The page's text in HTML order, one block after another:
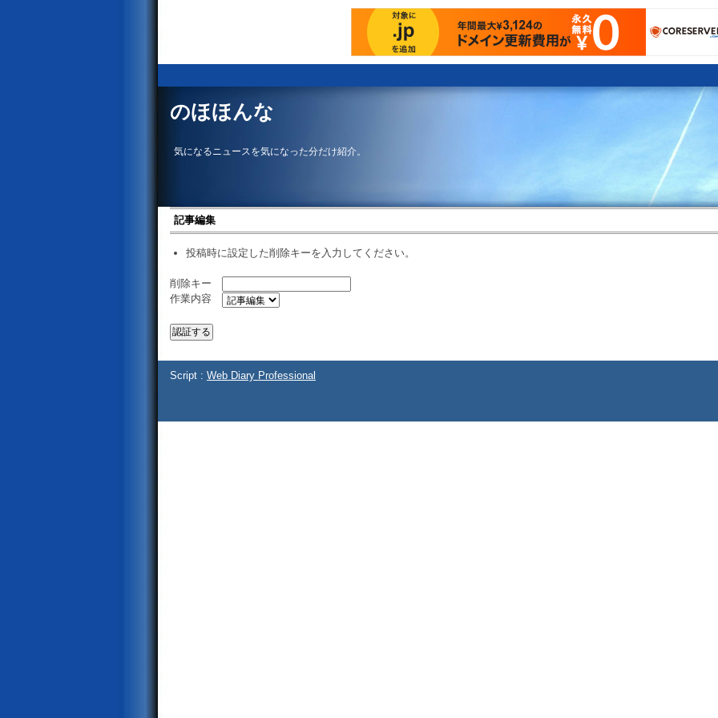
のほほんな
気になるニュースを気になった分だけ紹介。
記事編集
投稿時に設定した削除キーを入力してください。
削除キー
作業内容
Script : Web Diary Professional